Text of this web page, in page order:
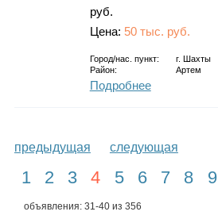
руб.
Цена: 50 тыс. руб.
Город/нас. пункт: г.
Шахты
Район:
Артем
Подробнее
предыдущая следующая
1 2 3 4 5 6 7 8 9
объявления: 31-40 из 356